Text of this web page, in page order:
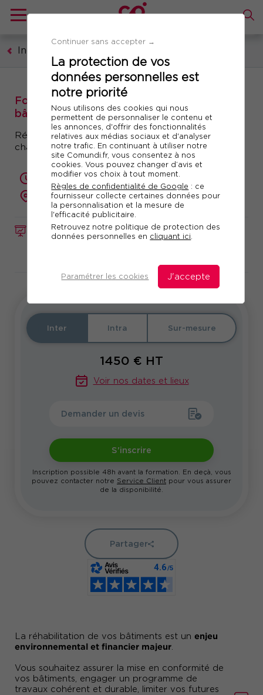
Continuer sans accepter →
La protection de vos
données personnelles est
notre priorité
Nous utilisons des cookies qui nous
permettent de personnaliser le contenu et
les annonces, d'offrir des fonctionnalités
relatives aux médias sociaux et d'analyser
notre trafic. En continuant à utiliser notre
site Comundi.fr, vous consentez à nos
cookies. Vous pouvez changer d’avis et
modifier vos choix à tout moment.
Règles de confidentialité de Google : ce
fournisseur collecte certaines données pour
la personnalisation et la mesure de
l'efficacité publicitaire.
Retrouvez notre politique de protection des
données personnelles en cliquant ici.
Paramétrer les cookies J'accepte
Industrie
FORMATION Réf. 10892
Formation : Piloter la réhabilitation de vos
bâtiments
Réglementations, diagnostics, cahier des
charges...
2 jours (14 heures)
à distance
La réhabilitation de vos bâtiments est un enjeu
environnemental et financier majeur.
Vous souhaitez assurer la mise en conformité de
vos bâtiments, engager un programme de
travaux cohérent et durable, limiter vos futures
Inter Intra Sur-mesure
1450 € HT
Voir nos dates et lieux
Demander un devis
S'inscrire
Inscription possible 48h avant la formation. En deçà, vous
pouvez contacter notre Service Client pour vous assurer
de la disponibilité.
Partager